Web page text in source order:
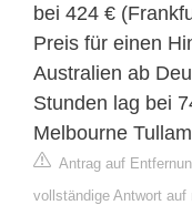
bei 424 €
Preis für einen
Australien ab
Stunden lag bei
Melbourne
Antrag auf
vollständige Antwort auf